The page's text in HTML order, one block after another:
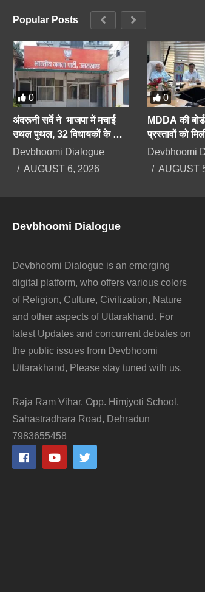
Popular Posts
0
अंदरूनी सर्वे ने भाजपा में मचाई
उथल पुथल, 32 विधायकों के कट
सकते हैं टिकट, सीएम को भी सेफ
Devbhoomi Dialogue
AUGUST 6, 2026
0
MDDA की
प्रस्तावों को
पूलिंग, पर्यटन,
Devbhoomi
AUGUST
Devbhoomi Dialogue
Devbhoomi Dialogue is an emerging
digital platform, who offers various colors
of Religion, Culture, Civilization, Nature
and other aspects of Uttarakhand. For
latest Updates and concurrent debates on
the public issues from Devbhoomi
Uttarakhand, Please stay tuned with us.
Raja Ram Vihar, Opp. Himjyoti School,
Sahastradhara Road, Dehradun
7983655458